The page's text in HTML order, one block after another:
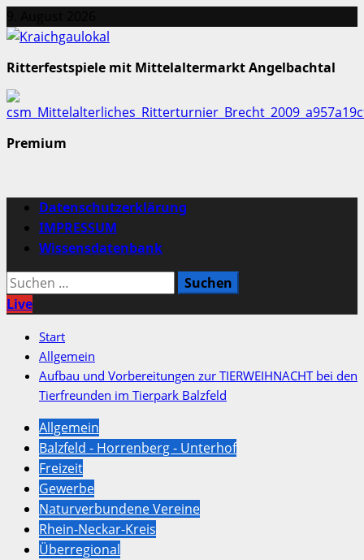
Inhalt
Ritterfestspiele mit Mittelaltermarkt Angelbachtal
Premium
Primäres
Menü
Datenschutzerklärung
IMPRESSUM
Wissensdatenbank
Suchen
nach:
Live
Start
Allgemein
Aufbau und Vorbereitungen zur TIERWEIHNACHT bei den
Tierfreunden im Tierpark Balzfeld
Allgemein
Balzfeld - Horrenberg - Unterhof
Freizeit
Gewerbe
Naturverbundene Vereine
Rhein-Neckar-Kreis
Überregional